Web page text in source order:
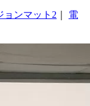
ョンマット2
電